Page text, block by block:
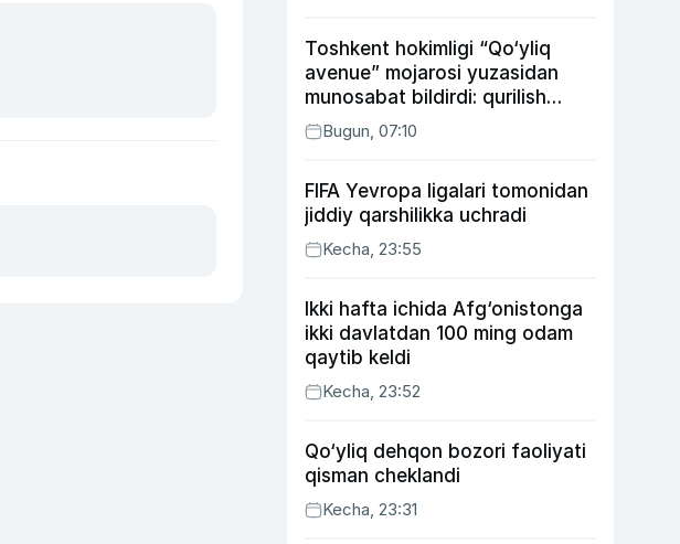
Toshkent hokimligi “Qo‘yliq
avenue” mojarosi yuzasidan
munosabat bildirdi: qurilish
ishlarining 53 foizi yakunlangan
Bugun, 07:10
FIFA Yevropa ligalari tomonidan
jiddiy qarshilikka uchradi
Kecha, 23:55
Ikki hafta ichida Afg‘onistonga
ikki davlatdan 100 ming odam
qaytib keldi
Kecha, 23:52
Qo‘yliq dehqon bozori faoliyati
qisman cheklandi
Kecha, 23:31